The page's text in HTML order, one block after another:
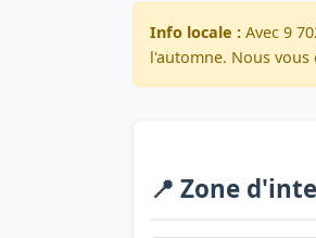
Info locale : Avec 9
l'automne. Nous vous
📍 Zone